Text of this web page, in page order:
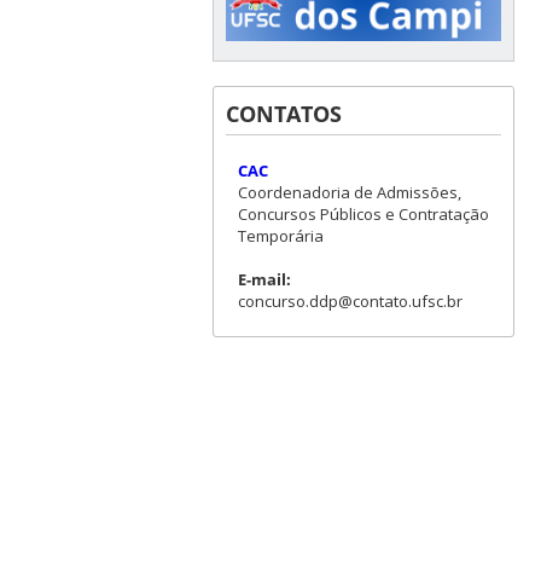
CONTATOS
CAC
Coordenadoria de Admissões,
Concursos Públicos e Contratação
Temporária
E-mail:
concurso.ddp@contato.ufsc.br